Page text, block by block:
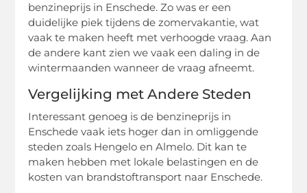
benzineprijs in Enschede. Zo was er een
duidelijke piek tijdens de zomervakantie, wat
vaak te maken heeft met verhoogde vraag. Aan
de andere kant zien we vaak een daling in de
wintermaanden wanneer de vraag afneemt.
Vergelijking met Andere Steden
Interessant genoeg is de benzineprijs in
Enschede vaak iets hoger dan in omliggende
steden zoals Hengelo en Almelo. Dit kan te
maken hebben met lokale belastingen en de
kosten van brandstoftransport naar Enschede.